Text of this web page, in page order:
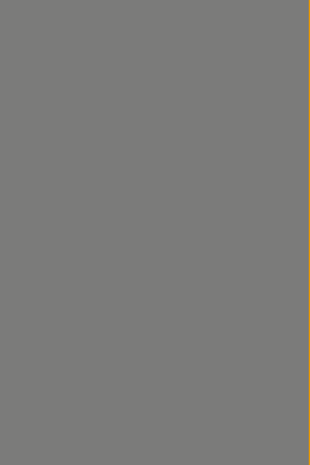
www.instagram.com/
https://t.me/s/hofmahlitzsch
zu https://www.facebook.com/